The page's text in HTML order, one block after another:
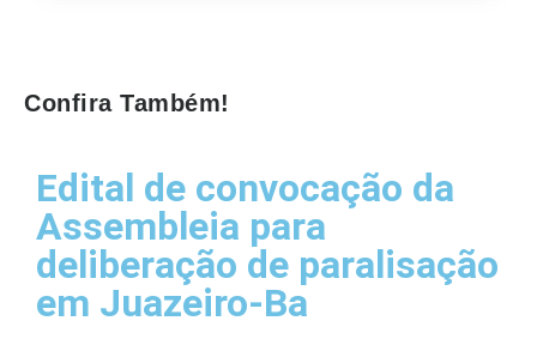
Confira Também!
Edital de convocação da
Assembleia para
deliberação de paralisação
em Juazeiro-Ba